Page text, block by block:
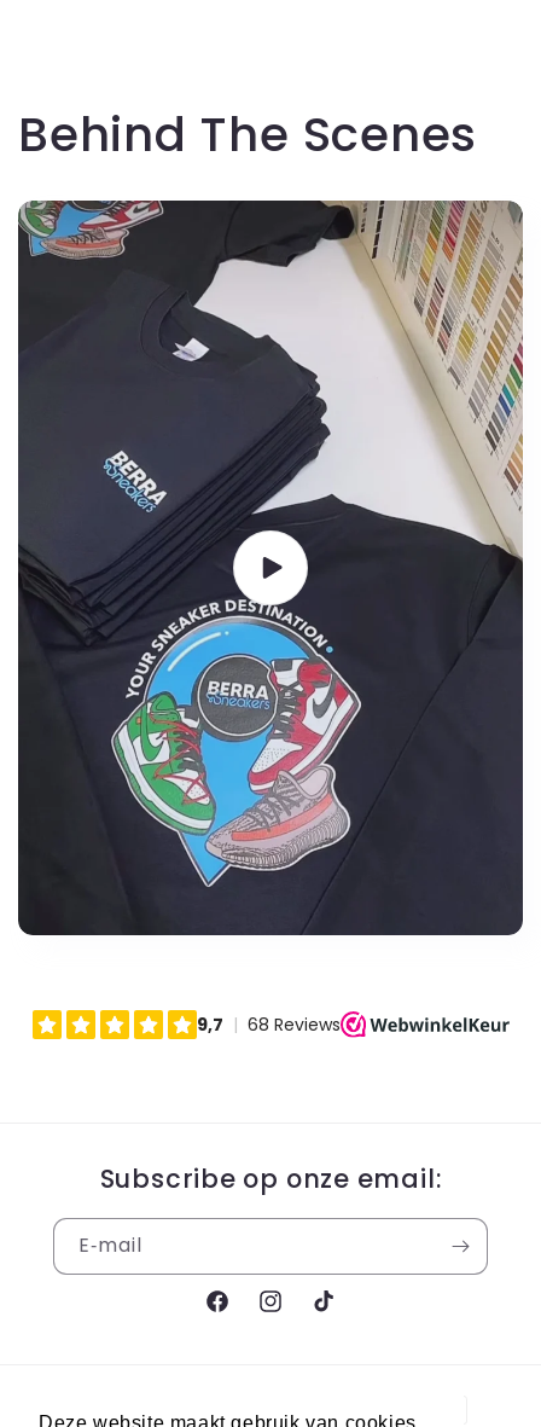
Behind The Scenes
Subscribe op onze email:
E‑mail
FacebookInstagram
TikTok